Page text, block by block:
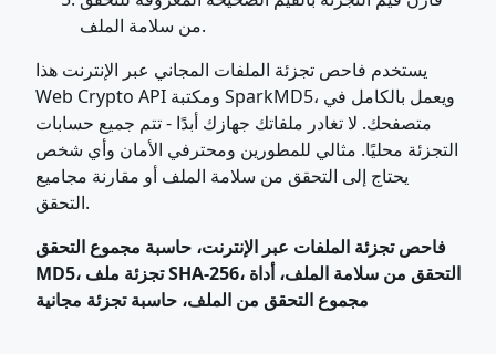
من سلامة الملف.
يستخدم فاحص تجزئة الملفات المجاني عبر الإنترنت هذا
Web Crypto API ومكتبة SparkMD5، ويعمل بالكامل في
متصفحك. لا تغادر ملفاتك جهازك أبدًا - تتم جميع حسابات
التجزئة محليًا. مثالي للمطورين ومحترفي الأمان وأي شخص
يحتاج إلى التحقق من سلامة الملف أو مقارنة مجاميع
التحقق.
فاحص تجزئة الملفات عبر الإنترنت، حاسبة مجموع التحقق
MD5، تجزئة ملف SHA-256، التحقق من سلامة الملف، أداة
مجموع التحقق من الملف، حاسبة تجزئة مجانية